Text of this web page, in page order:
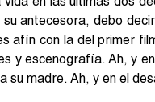
su antecesora, debo
afín con la del primer
y escenografía. Ah, y
su madre. Ah, y en el